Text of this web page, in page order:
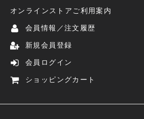
オンラインストアご利用案内
会員情報／注文履歴
新規会員登録
会員ログイン
ショッピングカート